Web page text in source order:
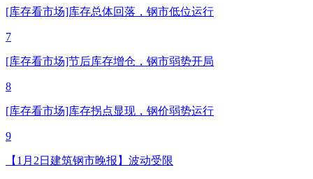
[库存看市场]库存总体回落，钢市低位运行
7
[库存看市场]节后库存增仓，钢市弱势开局
8
[库存看市场]库存拐点显现，钢价弱势运行
9
【1月2日建筑钢市晚报】波动受限